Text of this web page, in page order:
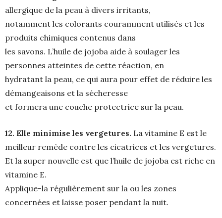
allergique de la peau à divers irritants,
notamment les colorants couramment utilisés et les
produits chimiques contenus dans
les savons. L’huile de jojoba aide à soulager les
personnes atteintes de cette réaction, en
hydratant la peau, ce qui aura pour effet de réduire les
démangeaisons et la sécheresse
et formera une couche protectrice sur la peau.
12. Elle minimise les vergetures. La vitamine E est le
meilleur remède contre les cicatrices et les vergetures.
Et la super nouvelle est que l’huile de jojoba est riche en
vitamine E.
Applique-la régulièrement sur la ou les zones
concernées et laisse poser pendant la nuit.